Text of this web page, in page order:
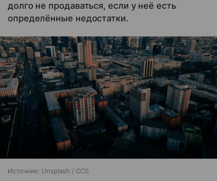
долго не продаваться, если у неё есть
определённые недостатки.
Источник: Unsplash / CC0